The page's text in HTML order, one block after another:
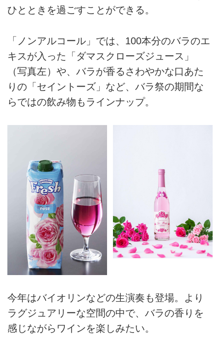
ひとときを過ごすことができる。
「ノンアルコール」では、100本分のバラのエ
キスが入った「ダマスクローズジュース」
（写真左）や、バラが香るさわやかな口あた
りの「セイントーズ」など、バラ祭の期間な
らではの飲み物もラインナップ。
今年はバイオリンなどの生演奏も登場。より
ラグジュアリーな空間の中で、バラの香りを
感じながらワインを楽しみたい。